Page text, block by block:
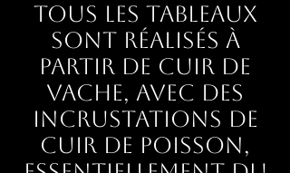
Tous les tableaux
sont réalisés à
partir de cuir de
vache, avec des
incrustations de
cuir de poisson,